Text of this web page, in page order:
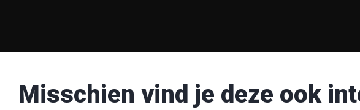
Misschien vind je deze ook